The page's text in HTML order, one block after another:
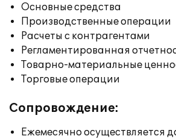
Основные средства
Производственные операции
Расчеты с контрагентами
Регламентированная
Товарно-материальные
Торговые операции
Сопровождение:
Ежемесячно осуществляется